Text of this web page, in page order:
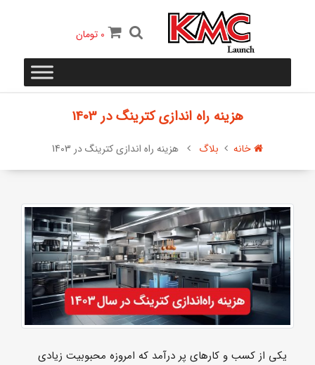
0 تومان
هزینه راه اندازی کترینگ در 1403
خانه بلاگ هزینه راه اندازی کترینگ در 1403
یکی از کسب و کارهای پر درآمد که امروزه محبوبیت زیادی